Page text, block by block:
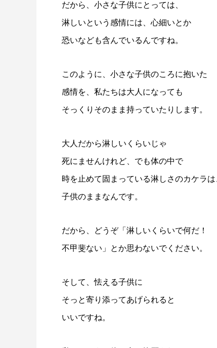
だから、小さな子供にとっては、
淋しいという感情には、心細いとか
恐いなども含んでいるんですね。
このように、小さな子供のころに抱いた
感情を、私たちは大人になっても
そっくりそのまま持っていたりします。
大人だから淋しいくらいじゃ
死にませんけれど、でも体の中で
時を止めて固まっている淋しさのカケラは
子供のままなんです。
だから、どうぞ「淋しいくらいで何だ！
不甲斐ない」とか思わないでください。
そして、怯える子供に
そっと寄り添ってあげられると
いいですね。